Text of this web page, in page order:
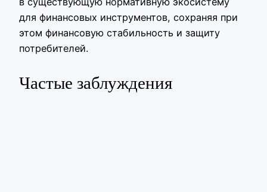
для финансовых инструментов, сохраняя при
этом финансовую стабильность и защиту
потребителей.
Частые заблуждения